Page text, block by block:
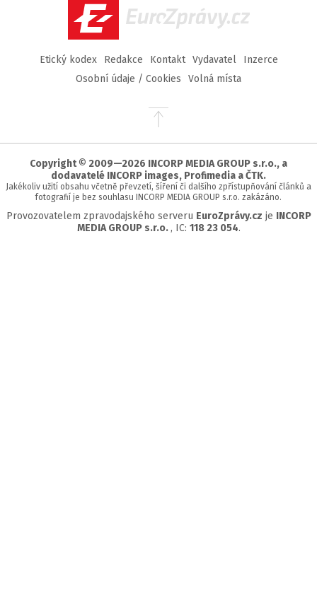
EuroZprávy.cz
Etický kodex Redakce Kontakt Vydavatel
Inzerce
Osobní údaje / Cookies
Volná místa
Přejít
stránky
Copyright © 2009—2026 INCORP MEDIA GROUP s.r.o., a
dodavatelé INCORP images, Profimedia a ČTK.
Jakékoliv užití obsahu včetně převzetí, šíření či dalšího zpřístupňování článků a
fotografií je bez souhlasu INCORP MEDIA GROUP s.r.o. zakázáno.
Provozovatelem zpravodajského serveru EuroZprávy.cz je INCORP
MEDIA GROUP s.r.o., IC: 118 23 054.